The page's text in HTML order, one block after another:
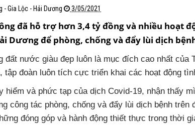
- Gia Lộc - Hải Dương 3/05/2021
đã hỗ trợ hơn 3,4 tỷ đồng và nhiều hoạt
Dương để phòng, chống và đẩy lùi dịch
đất nước giàu đẹp luôn là mục đích cao nhất của
tập đoàn luôn tích cực triển khai các hoạt động
hiểm và phức tạp của dịch Covid-19, nhận thấy
công tác phòng, chống và đẩy lùi dịch bệnh trên
đóng góp và hành động thiết thực trong thời